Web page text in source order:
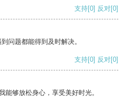
支持[0] 反对[0]
问题都能得到及时解决。
支持[0] 反对[0]
能够放松身心，享受美好时光。